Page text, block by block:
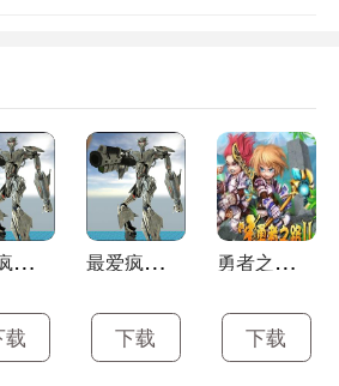
最
爱疯狂战机正式版
载
最
爱疯狂战机最新版
下载
勇
者之路2加强版
下载